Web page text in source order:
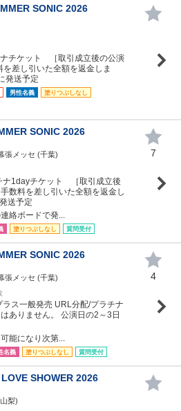
SONIC 2026
チケット ［取引成立後の公演
差し引いた全額を返金しま
発送予定
男性名義
塗りつぶしなし
SONIC 2026
張メッセ (千葉)
ナ1dayチケット ［取引成立後
数料を差し引いた全額を返金し
送予定
絡ボードで発...
塗りつぶしなし 質問受付
7
SONIC 2026
張メッセ (千葉)
ス一般発売 URL分配/プラチナ
ありません。 公演日の2～3日
能になり次第...
名義 塗りつぶしなし 質問受付
4
SHOWER 2026
梨)